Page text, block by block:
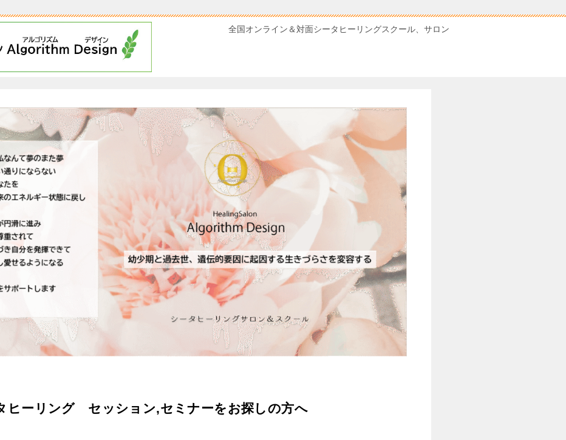
全国オンライン＆対面シータヒーリングスクール、サロン
ヒーリング セッション,セミナーをお探しの方へ